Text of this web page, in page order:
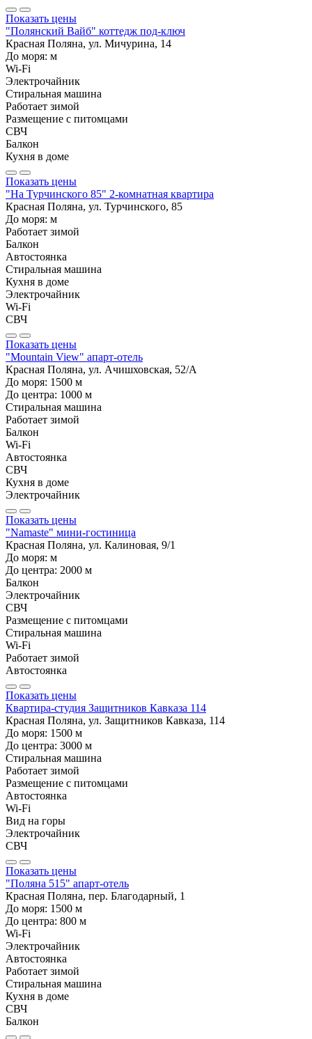
Показать цены
"Полянский Вайб" коттедж под-ключ
Красная Поляна, ул. Мичурина, 14
До моря: м
Wi-Fi
Электрочайник
Стиральная машина
Работает зимой
Размещение с питомцами
СВЧ
Балкон
Кухня в доме
Показать цены
"На Турчинского 85" 2-комнатная квартира
Красная Поляна, ул. Турчинского, 85
До моря: м
Работает зимой
Балкон
Автостоянка
Стиральная машина
Кухня в доме
Электрочайник
Wi-Fi
СВЧ
Показать цены
"Mountain View" апарт-отель
Красная Поляна, ул. Ачишховская, 52/А
До моря: 1500 м
До центра: 1000 м
Стиральная машина
Работает зимой
Балкон
Wi-Fi
Автостоянка
СВЧ
Кухня в доме
Электрочайник
Показать цены
"Namaste" мини-гостиница
Красная Поляна, ул. Калиновая, 9/1
До моря: м
До центра: 2000 м
Балкон
Электрочайник
СВЧ
Размещение с питомцами
Стиральная машина
Wi-Fi
Работает зимой
Автостоянка
Показать цены
Квартира-студия Защитников Кавказа 114
Красная Поляна, ул. Защитников Кавказа, 114
До моря: 1500 м
До центра: 3000 м
Стиральная машина
Работает зимой
Размещение с питомцами
Автостоянка
Wi-Fi
Вид на горы
Электрочайник
СВЧ
Показать цены
"Поляна 515" апарт-отель
Красная Поляна, пер. Благодарный, 1
До моря: 1500 м
До центра: 800 м
Wi-Fi
Электрочайник
Автостоянка
Работает зимой
Стиральная машина
Кухня в доме
СВЧ
Балкон